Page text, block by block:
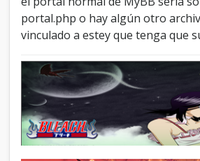
portal.php o hay algún otro
vinculado a estey que tenga que